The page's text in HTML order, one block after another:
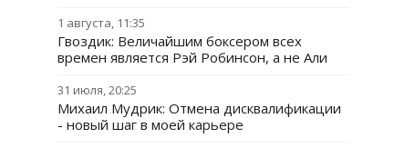
1 августа, 11:35
Гвоздик: Величайшим боксером всех
времен является Рэй Робинсон, а не Али
31 июля, 20:25
Михаил Мудрик: Отмена дисквалификации
- новый шаг в моей карьере